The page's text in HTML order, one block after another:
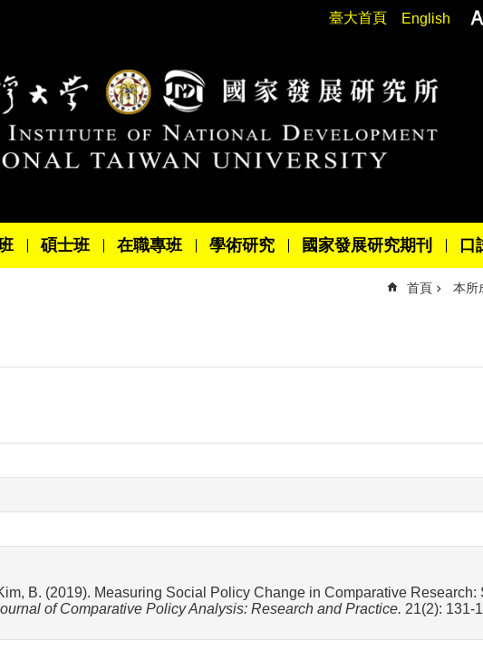
臺大首頁 English
碩士班 在職專班 學術研究 國家發展研究期刊 口
首頁 本所
B. (2019). Measuring Social Policy Change in Comparative
of Comparative Policy Analysis: Research and Practice. 21(2): 131-